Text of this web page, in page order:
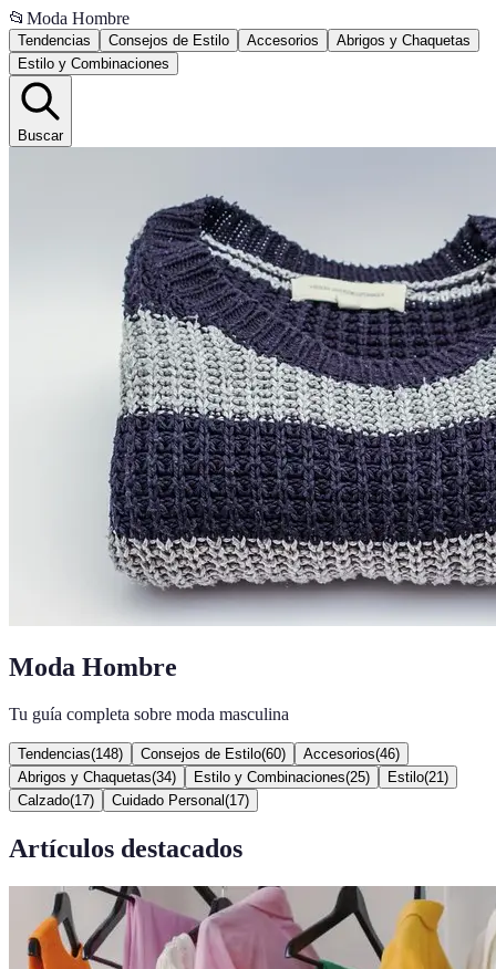
📂 Moda Hombre
Tendencias Consejos de Estilo Accesorios
Abrigos y Chaquetas
Estilo y Combinaciones
Buscar
Moda Hombre
Tu guía completa sobre moda masculina
Tendencias(148) Consejos de Estilo(60) Accesorios(46)
Abrigos y Chaquetas(34) Estilo y Combinaciones(25) Estilo(21 )
Calzado(17) Cuidado Personal (17)
Artículos destacados